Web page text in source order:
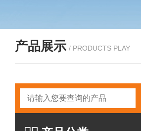
产品展示 / PRODUCTS PLAY